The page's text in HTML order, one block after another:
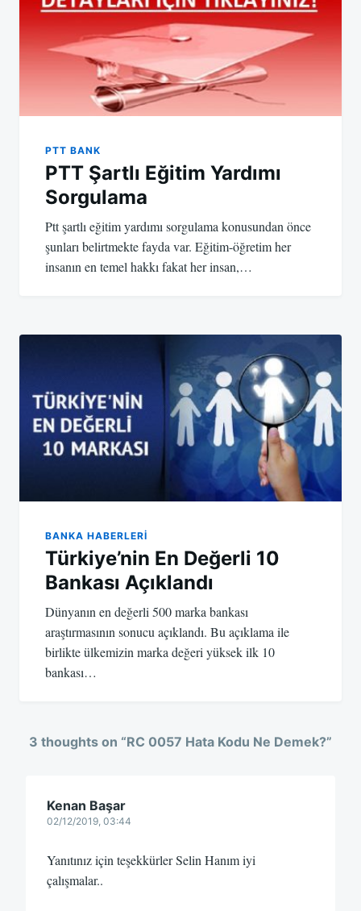
PTT BANK
PTT Şartlı Eğitim Yardımı
Sorgulama
Ptt şartlı eğitim yardımı sorgulama konusundan önce
şunları belirtmekte fayda var. Eğitim-öğretim her
insanın en temel hakkı fakat her insan,…
BANKA HABERLERI
Türkiye’nin En Değerli 10
Bankası Açıklandı
Dünyanın en değerli 500 marka bankası
araştırmasının sonucu açıklandı. Bu açıklama ile
birlikte ülkemizin marka değeri yüksek ilk 10
bankası…
3 thoughts on “RC 0057 Hata Kodu Ne Demek?”
Kenan Başar
02/12/2019, 03:44
Yanıtınız için teşekkürler Selin Hanım iyi
çalışmalar..